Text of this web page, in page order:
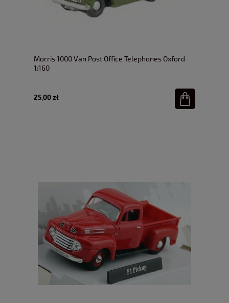
Morris 1000 Van Post Office Telephones Oxford
1:160
25,00 zł